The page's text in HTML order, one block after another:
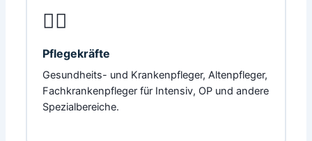
👩‍⚕️
Pflegekräfte
Gesundheits- und Krankenpfleger, Altenpfleger,
Fachkrankenpfleger für Intensiv, OP und andere
Spezialbereiche.